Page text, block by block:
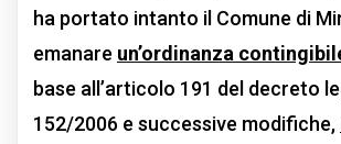
ha portato intanto il Comune di
emanare un’ordinanza
base all’articolo 191 del decreto
152/2006 e successive modifiche,